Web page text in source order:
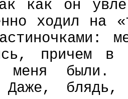
как он
ходил
причем
меня были.
Даже,